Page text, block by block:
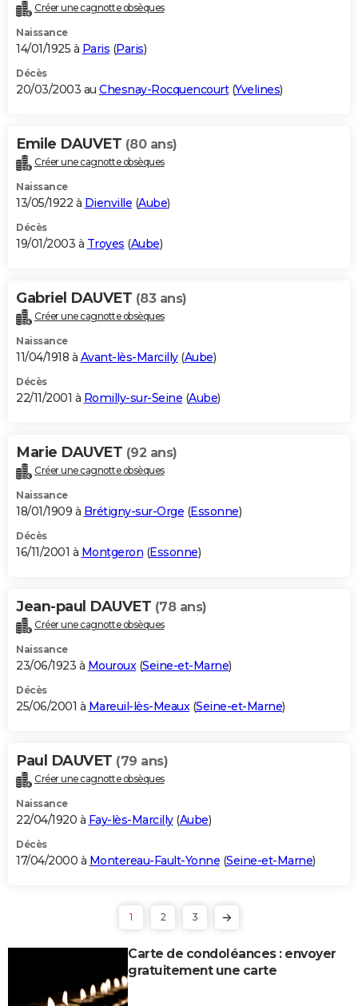
Créer une cagnotte obsèques
Naissance
14/01/1925 à Paris (Paris)
Décès
20/03/2003 au Chesnay-Rocquencourt(Yvelines)
Emile DAUVET (80 ans)
Créer une cagnotte obsèques
Naissance
13/05/1922 à Dienville (Aube)
Décès
19/01/2003 à Troyes (Aube)
Gabriel DAUVET (83 ans)
Créer une cagnotte obsèques
Naissance
11/04/1918 à Avant-lès-Marcilly(Aube)
Décès
22/11/2001 à Romilly-sur-Seine (Aube)
Marie DAUVET (92 ans)
Créer une cagnotte obsèques
Naissance
18/01/1909 à Brétigny-sur-Orge (Essonne)
Décès
16/11/2001 à Montgeron (Essonne)
Jean-paul DAUVET (78 ans)
Créer une cagnotte obsèques
Naissance
23/06/1923 à Mouroux(Seine-et-Marne)
Décès
25/06/2001 à Mareuil-lès-Meaux(Seine-et-Marne)
Paul DAUVET (79 ans)
Créer une cagnotte obsèques
Naissance
22/04/1920 à Fay-lès-Marcilly(Aube)
Décès
17/04/2000 à Montereau-Fault-Yonne (Seine-et-Marne)
1 2 3
Carte de condoléances : envoyer
gratuitement une carte